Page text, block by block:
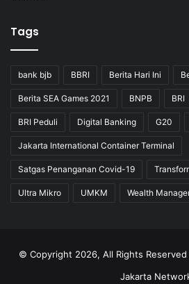
Tags
bank bjb BBRI Berita Hari Ini
Berita SEA Games 2021 BNPB BRI
BRI Peduli Digital Banking G20
Jakarta International Container Terminal
Satgas Penanganan Covid-19
Ultra Mikro UMKM Wealth
© Copyright 2026, All Rights
Jakarta